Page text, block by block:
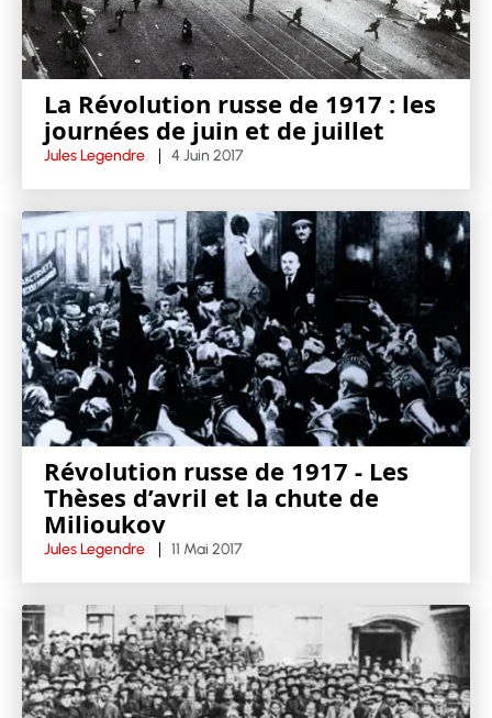
La Révolution russe de 1917 : les
journées de juin et de juillet
Jules Legendre 4 Juin 2017
Révolution russe de 1917 - Les
Thèses d’avril et la chute de
Milioukov
Jules Legendre 11 Mai 2017